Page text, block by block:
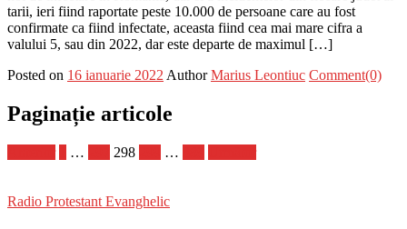
tarii, ieri fiind raportate peste 10.000 de persoane care au fost
confirmate ca fiind infectate, aceasta fiind cea mai mare cifra a
valului 5, sau din 2022, dar este departe de maximul […]
Posted on 16 ianuarie 2022 Author Marius Leontiuc Comment(0)
Paginație articole
… 298 …
Radio Protestant Evanghelic